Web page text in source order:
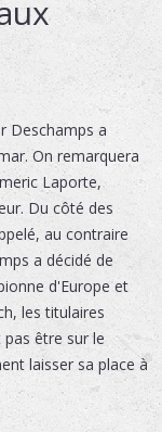
Deschamps a
On remarquera
Laporte,
Du côté des
au contraire
a décidé de
d'Europe et
les titulaires
être sur le
laisser sa place à